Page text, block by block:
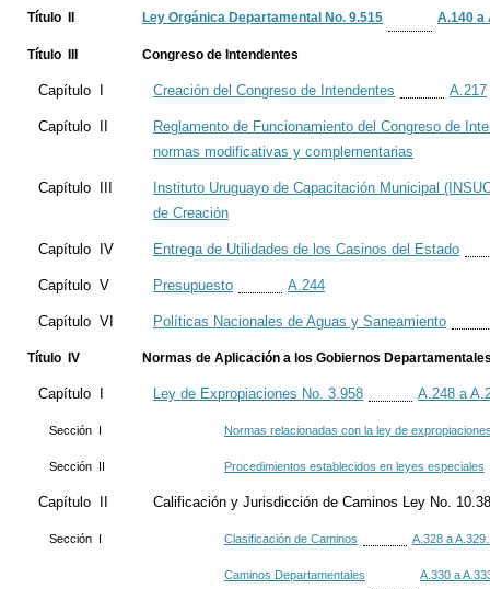
Título II Ley Orgánica Departamental No. 9.515 A.140 a
Título III Congreso de Intendentes
Capítulo I Creación del Congreso de Intendentes A.217
Capítulo II
Reglamento de Funcionamiento del Congreso de
normas modificativas y complementarias
Capítulo III
Instituto Uruguayo de Capacitación Municipal
de Creación
Capítulo IV Entrega de Utilidades de los Casinos del Estado
Capítulo V Presupuesto A.244
Capítulo VI Políticas Nacionales de Aguas y Saneamiento
Título IV Normas de Aplicación a los Gobiernos
Capítulo I Ley de Expropiaciones No. 3.958 A.248 a
Sección I Normas relacionadas con la ley de
Sección II Procedimientos establecidos en leyes especiales
Capítulo II Calificación y Jurisdicción de Caminos Ley No.
Sección I Clasificación de Caminos A.328 a
Caminos Departamentales A.330 a